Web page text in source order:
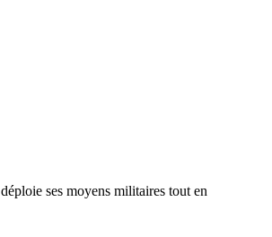
ses moyens militaires tout en